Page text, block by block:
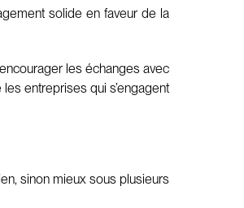
solide en faveur de la
les échanges avec
entreprises qui s’engagent
sinon mieux sous plusieurs